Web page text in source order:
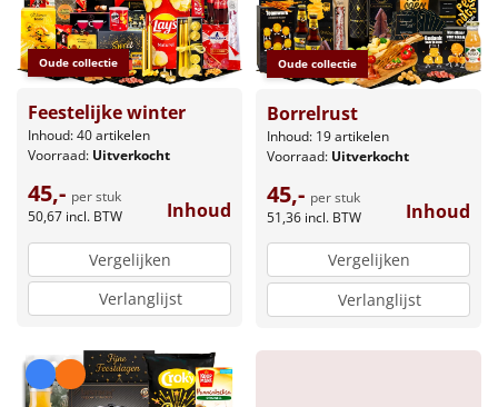
Oude collectie
Feestelijke winter
Inhoud: 40 artikelen
Voorraad: Uitverkocht
45,- per stuk
50,67 incl. BTW Inhoud
Vergelijken
Verlanglijst
Oude collectie
Borrelrust
Inhoud: 19 artikelen
Voorraad: Uitverkocht
45,- per stuk
51,36 incl. BTW Inhoud
Vergelijken
Verlanglijst